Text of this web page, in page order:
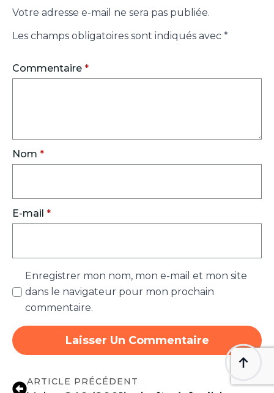
Votre adresse e-mail ne sera pas publiée.
Les champs obligatoires sont indiqués avec *
Commentaire *
Nom *
E-mail *
Enregistrer mon nom, mon e-mail et mon site
dans le navigateur pour mon prochain
commentaire.
ARTICLE PRÉCÉDENT